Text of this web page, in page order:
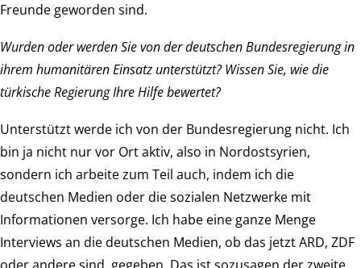
Freunde geworden sind.
Wurden oder werden Sie von der deutschen Bundesregierung in
ihrem humanitären Einsatz unterstützt? Wissen Sie, wie die
türkische Regierung Ihre Hilfe bewertet?
Unterstützt werde ich von der Bundesregierung nicht. Ich
bin ja nicht nur vor Ort aktiv, also in Nordostsyrien,
sondern ich arbeite zum Teil auch, indem ich die
deutschen Medien oder die sozialen Netzwerke mit
Informationen versorge. Ich habe eine ganze Menge
Interviews an die deutschen Medien, ob das jetzt ARD, ZDF